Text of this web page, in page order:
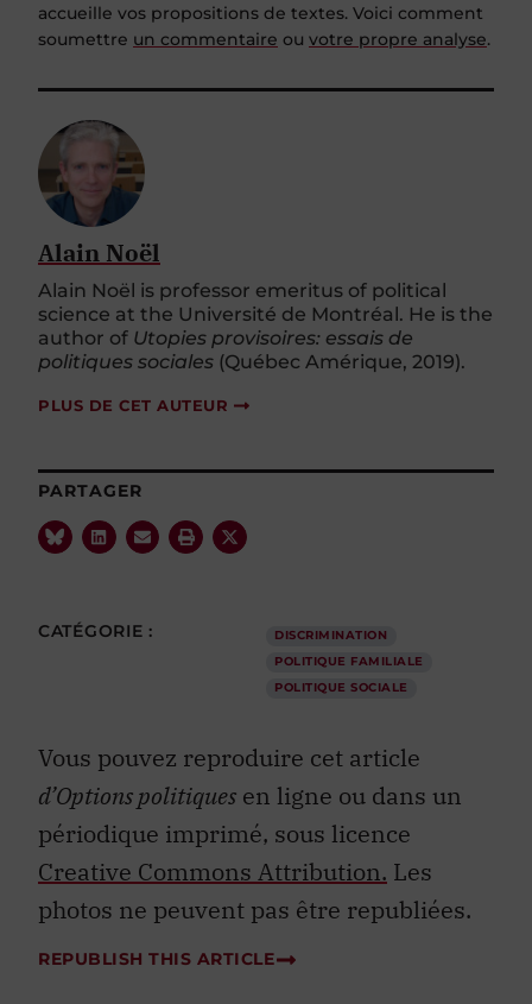
accueille vos propositions de textes. Voici comment
soumettre un commentaire ou votre propre analyse.
Alain Noël
Alain Noël is professor emeritus of political
science at the Université de Montréal. He is the
author of Utopies provisoires: essais de
politiques sociales (Québec Amérique, 2019).
PLUS DE CET AUTEUR
PARTAGER
CATÉGORIE :
DISCRIMINATION
POLITIQUE FAMILIALE
POLITIQUE SOCIALE
Vous pouvez reproduire cet article
d’Options politiques en ligne ou dans un
périodique imprimé, sous licence
Creative Commons Attribution. Les
photos ne peuvent pas être republiées.
REPUBLISH THIS ARTICLE